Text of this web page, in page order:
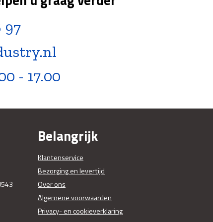
97
- 17.00
Belangrijk
Klantenservice
Bezorging en levertijd
Over ons
Algemene voorwaarden
Privacy- en cookieverklaring